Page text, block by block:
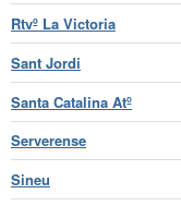
Rtvº La Victoria
Sant Jordi
Santa Catalina Atº
Serverense
Sineu